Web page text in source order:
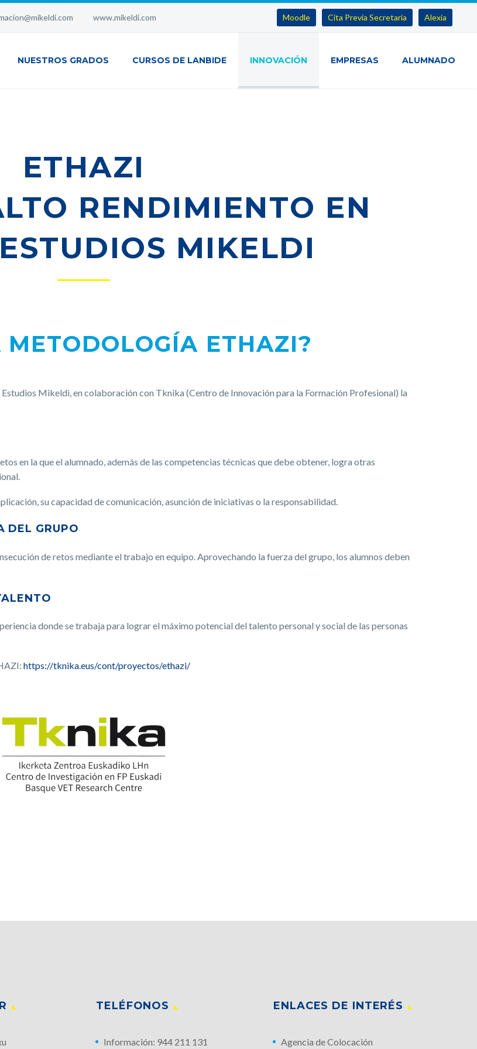
www.mikeldi.com Moodle Cita Previa Secretaria Alexia
NUESTROS GRADOS CURSOS DE LANBIDE INNOVACIÓN EMPRESAS ALUMNADO
ETHAZI
RENDIMIENTO EN
MIKELDI
METODOLOGÍA ETHAZI?
Mikeldi, en colaboración con Tknika (Centro de Innovación para la Formación Profesional) la
en la que el alumnado, además de las competencias técnicas que debe obtener, logra otras
su capacidad de comunicación, asunción de iniciativas o la responsabilidad.
DEL GRUPO
de retos mediante el trabajo en equipo. Aprovechando la fuerza del grupo, los alumnos deben
donde se trabaja para lograr el máximo potencial del talento personal y social de las personas
https://tknika.eus/cont/proyectos/ethazi/
TELÉFONOS
Información: 944 211 131
ENLACES DE INTERÉS
Agencia de Colocación